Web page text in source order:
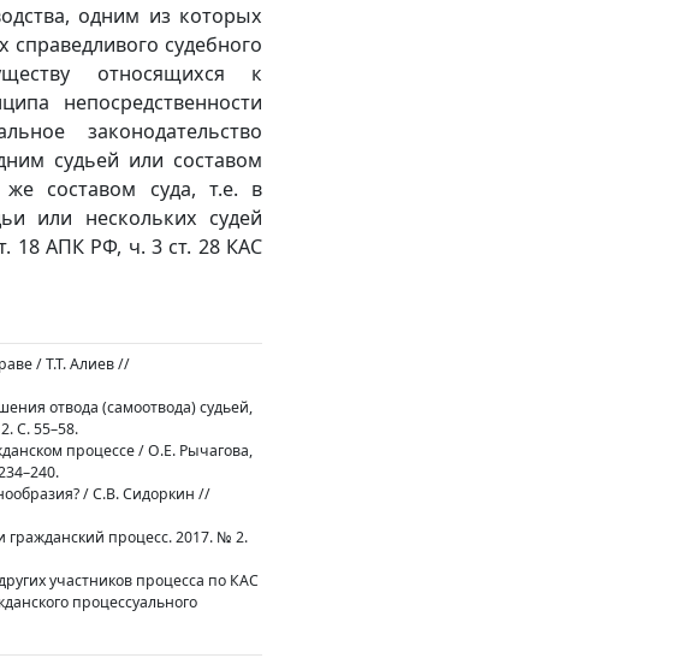
одним из которых
справедливого судебного
относящихся к
непосредственности
законодательство
судьей или составом
составом суда, т.е. в
или нескольких судей
18 АПК РФ, ч. 3 ст. 28 КАС
/ Т.Т. Алиев //
отвода (самоотвода) судьей,
С. 55–58.
процессе / О.Е. Рычагова,
/ С.В. Сидоркин //
процесс. 2017. № 2.
участников процесса по КАС
процессуального